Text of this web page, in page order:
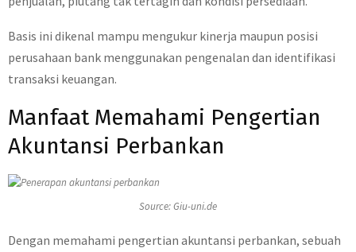
Basis ini dikenal mampu mengukur kinerja maupun posisi
perusahaan bank menggunakan pengenalan dan identifikasi
transaksi keuangan.
Manfaat Memahami Pengertian
Akuntansi Perbankan
Source: Giu-uni.de
Dengan memahami pengertian akuntansi perbankan, sebuah